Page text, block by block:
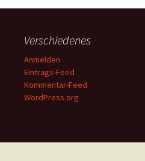
Verschiedenes
Anmelden
Eintrags-Feed
Kommentar-Feed
WordPress.org